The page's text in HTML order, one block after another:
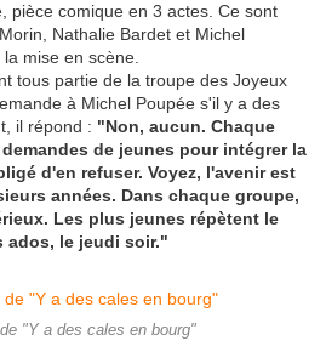
pièce comique en 3 actes. Ce sont
Nathalie Bardet et Michel
mise en scène.
tous partie de la troupe des Joyeux
à Michel Poupée s'il y a des
il répond : "Non, aucun. Chaque
de jeunes pour intégrer la
d'en refuser. Voyez, l'avenir est
années. Dans chaque groupe,
Les plus jeunes répètent le
ados, le jeudi soir."
"Y a des cales en bourg"